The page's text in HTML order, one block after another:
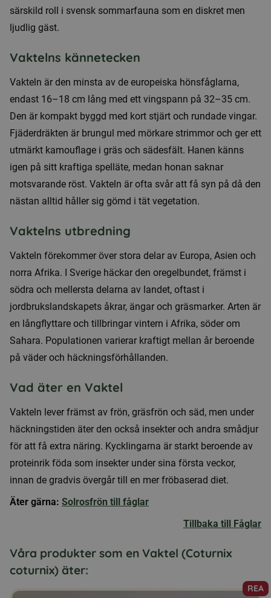
särskild roll i svensk sommarfauna som en diskret men
ljudlig gäst.
Vaktelns kännetecken
Vakteln är den minsta av de europeiska hönsfåglarna,
endast 16–18 cm lång med ett vingspann på 32–35 cm.
Den är kompakt byggd med kort stjärt och rundade vingar.
Fjäderdräkten är brungul med mörkare strimmor och ger ett
utmärkt kamouflage i gräs och sädesfält. Hanen känns
igen på sitt kraftiga spelläte, medan honan saknar
motsvarande röst. Vakteln är ofta svår att få syn på då den
nästan alltid håller sig gömd i tät vegetation.
Vaktelns utbredning
Vakteln förekommer över stora delar av Europa, Asien och
norra Afrika. I Sverige häckar den oregelbundet, främst i
södra och mellersta delarna av landet, oftast i
jordbrukslandskapets åkrar, ängar och gräsmarker. Arten är
en långflyttare och tillbringar vintern i Afrika, söder om
Sahara. Populationen varierar kraftigt mellan år beroende
på väder och häckningsförhållanden.
Vad äter en Vaktel
Vakteln lever främst av frön, gräsfrön och säd, men under
häckningstiden äter den också insekter och andra smådjur
för att få extra näring. Kycklingarna är starkt beroende av
proteinrik föda som insekter under sina första veckor,
innan de gradvis övergår till en mer fröbaserad diet.
Äter gärna: Solrosfrön till fåglar
Tillbaka till Fåglar
Våra produkter som en Vaktel (Coturnix
coturnix) äter:
REA